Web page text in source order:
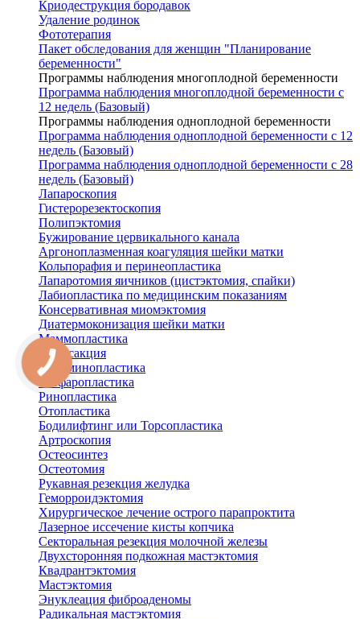
Криодеструкция бородавок
Удаление родинок
Фототерапия
Пакет обследования для женщин "Планирование
беременности"
Программы наблюдения многоплодной беременности
Программа наблюдения многоплодной беременности с
12 недель (Базовый)
Программы наблюдения одноплодной беременности
Программа наблюдения одноплодной беременности с 12
недель (Базовый)
Программа наблюдения одноплодной беременности с 28
недель (Базовый)
Лапароскопия
Гистерорезектоскопия
Полипэктомия
Бужирование цервикального канала
Аргоноплазменная коагуляция шейки матки
Кольпорафия и перинеопластика
Лапаротомия яичников (цистэктомия, спайки)
Лабиопластика по медицинским показаниям
Консервативная миомэктомия
Диатермоконизация шейки матки
Маммопластика
Липосакция
Абдоминопластика
Блефаропластика
Ринопластика
Отопластика
Бодилифтинг или Торсопластика
Артроскопия
Остеосинтез
Остеотомия
Рукавная резекция желудка
Геморроидэктомия
Хирургическое лечение острого парапроктита
Лазерное иссечение кисты копчика
Секторальная резекция молочной железы
Двухсторонняя подкожная мастэктомия
Квадрантэктомия
Мастэктомия
Энуклеация фиброаденомы
Радикальная мастэктомия